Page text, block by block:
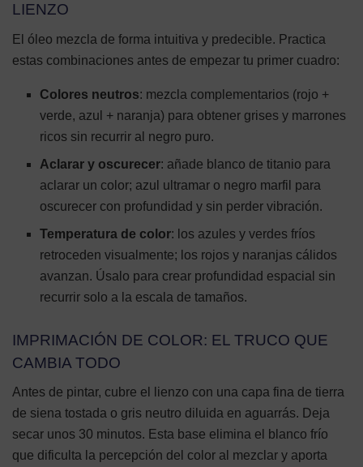
LIENZO
El óleo mezcla de forma intuitiva y predecible. Practica
estas combinaciones antes de empezar tu primer cuadro:
Colores neutros: mezcla complementarios (rojo +
verde, azul + naranja) para obtener grises y marrones
ricos sin recurrir al negro puro.
Aclarar y oscurecer: añade blanco de titanio para
aclarar un color; azul ultramar o negro marfil para
oscurecer con profundidad y sin perder vibración.
Temperatura de color: los azules y verdes fríos
retroceden visualmente; los rojos y naranjas cálidos
avanzan. Úsalo para crear profundidad espacial sin
recurrir solo a la escala de tamaños.
IMPRIMACIÓN DE COLOR: EL TRUCO QUE
CAMBIA TODO
Antes de pintar, cubre el lienzo con una capa fina de tierra
de siena tostada o gris neutro diluida en aguarrás. Deja
secar unos 30 minutos. Esta base elimina el blanco frío
que dificulta la percepción del color al mezclar y aporta